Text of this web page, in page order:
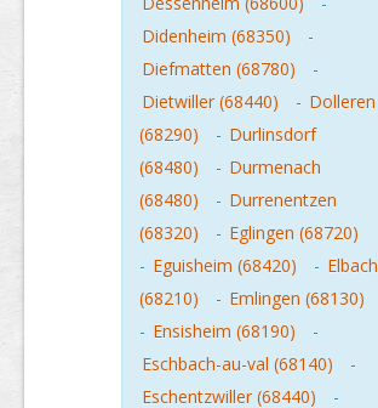
Didenheim (68350)
-
Diefmatten (68780)
-
Dietwiller (68440)
- Dolleren
(68290)
- Durlinsdorf
(68480)
- Durmenach
(68480)
- Durrenentzen
(68320)
- Eglingen (68720)
- Eguisheim (68420) - Elbach
(68210)
- Emlingen (68130)
- Ensisheim (68190)
-
Eschbach-au-val (68140)
-
Eschentzwiller (68440)
-